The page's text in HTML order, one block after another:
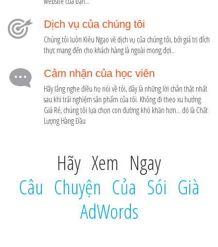
Dịch vụ của chúng tôi
Chúng tôi luôn Kiêu Ngạo về dịch vụ của chúng tôi, bởi giá trị đích
thực mang đến cho khách hàng là ngoài mong đợi...
Cảm nhận của học viên
Hãy lắng nghe điều họ nói về tôi, đây là những lời chân thật nhất
sau khi trải nghiệm sản phẩm của tôi. Không đi theo xu hướng
Giá Rẻ, chúng tôi lựa chọn con đường khó khăn hơn... đó là Chất
Lượng Hàng Đầu
Hãy Xem Ngay
Câu Chuyện Của Sói Già
AdWords